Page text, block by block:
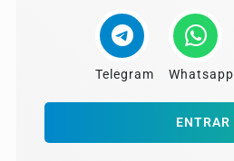
Telegram Whatsapp
ENTRAR